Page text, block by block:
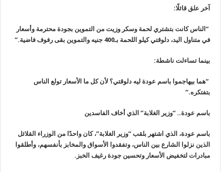
آخر علق قائلًا:
“الناس كانت بتشتري لحمة وسكر وزيت من التموين بجودة محترمة وأسعار
في متناول اليد، دلوقتي كيلو اللحمة بـ400 جنيه والتموين بقى رفوف فاضية.”
بينما تساءلت ناشطة:
“هما بيهاجموا باسم عودة ليه دلوقتي؟ لأن كل ما الأسعار تولع الناس
بتفتكره.”
باسم عودة.. “وزير الغلابة” الذي أخاف الفاسدين
باسم عودة، الذي اشتهر بلقب “وزير الغلابة”، كان واحدًا من الوزراء القلائل
الذين نزلوا الشارع بين الناس، وتفقدوا الأسواق والمخابز بأنفسهم، وأطلقوا
مبادرات لتخفيض الأسعار وتحسين جودة رغيف الخبز.